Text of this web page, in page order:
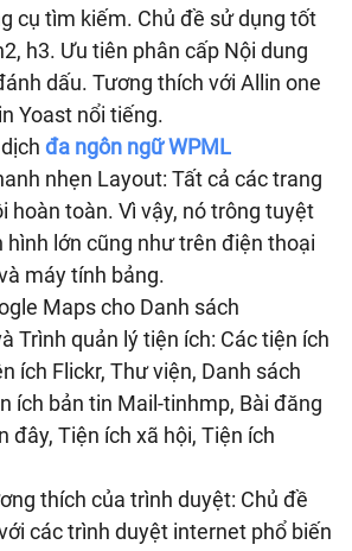
cụ tìm kiếm. Chủ đề sử dụng tốt
h3. Ưu tiên phân cấp Nội dung
dấu. Tương thích với Allin one
Yoast nổi tiếng.
đa ngôn ngữ WPML
nhẹn Layout: Tất cả các trang
hoàn toàn. Vì vậy, nó trông tuyệt
hình lớn cũng như trên điện thoại
máy tính bảng.
Maps cho Danh sách
Trình quản lý tiện ích: Các tiện ích
ích Flickr, Thư viện, Danh sách
ích bản tin Mail-tinhmp, Bài đăng
đây, Tiện ích xã hội, Tiện ích
thích của trình duyệt: Chủ đề
các trình duyệt internet phổ biến